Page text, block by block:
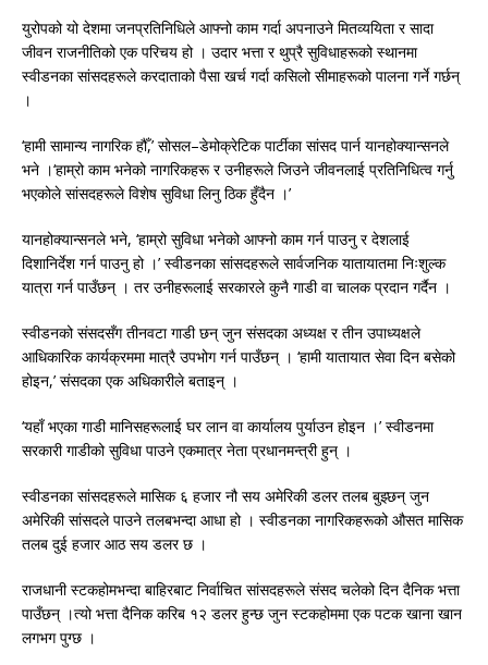
युरोपको यो देशमा जनप्रतिनिधिले आफ्नो काम गर्दा अपनाउने मितव्ययिता र सादा
जीवन राजनीतिको एक परिचय हो । उदार भत्ता र थुप्रै सुविधाहरूको स्थानमा
स्वीडनका सांसदहरूले करदाताको पैसा खर्च गर्दा कसिलो सीमाहरूको पालना गर्ने गर्छन्
।
‘हामी सामान्य नागरिक हौँ,’ सोसल–डेमोक्रेटिक पार्टीका सांसद पार्न यानहोक्यान्सनले
भने ।‘हाम्रो काम भनेको नागरिकहरू र उनीहरूले जिउने जीवनलाई प्रतिनिधित्व गर्नु
भएकोले सांसदहरूले विशेष सुविधा लिनु ठिक हुँदैन ।’
यानहोक्यान्सनले भने, ‘हाम्रो सुविधा भनेको आफ्नो काम गर्न पाउनु र देशलाई
दिशानिर्देश गर्न पाउनु हो ।’ स्वीडनका सांसदहरूले सार्वजनिक यातायातमा निःशुल्क
यात्रा गर्न पाउँछन् । तर उनीहरूलाई सरकारले कुनै गाडी वा चालक प्रदान गर्दैन ।
स्वीडनको संसदसँग तीनवटा गाडी छन् जुन संसदका अध्यक्ष र तीन उपाध्यक्षले
आधिकारिक कार्यक्रममा मात्रै उपभोग गर्न पाउँछन् । ‘हामी यातायात सेवा दिन बसेको
होइन,’ संसदका एक अधिकारीले बताइन् ।
‘यहाँ भएका गाडी मानिसहरूलाई घर लान वा कार्यालय पुर्याउन होइन ।’ स्वीडनमा
सरकारी गाडीको सुविधा पाउने एकमात्र नेता प्रधानमन्त्री हुन् ।
स्वीडनका सांसदहरूले मासिक ६ हजार नौ सय अमेरिकी डलर तलब बुझ्छन् जुन
अमेरिकी सांसदले पाउने तलबभन्दा आधा हो । स्वीडनका नागरिकहरूको औसत मासिक
तलब दुई हजार आठ सय डलर छ ।
राजधानी स्टकहोमभन्दा बाहिरबाट निर्वाचित सांसदहरूले संसद चलेको दिन दैनिक भत्ता
पाउँछन् ।त्यो भत्ता दैनिक करिब १२ डलर हुन्छ जुन स्टकहोममा एक पटक खाना खान
लगभग पुग्छ ।